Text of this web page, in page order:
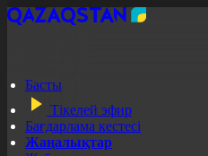
Басты
Тікелей эфир
Бағдарлама кестесі
Жаңалықтар